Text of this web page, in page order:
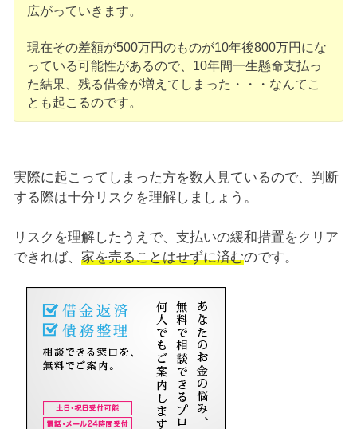
広がっていきます。
現在その差額が500万円のものが10年後800万円にな
っている可能性があるので、10年間一生懸命支払っ
た結果、残る借金が増えてしまった・・・なんてこ
とも起こるのです。
実際に起こってしまった方を数人見ているので、判断
する際は十分リスクを理解しましょう。
リスクを理解したうえで、支払いの緩和措置をクリア
できれば、 家を売ることはせずに済むのです。